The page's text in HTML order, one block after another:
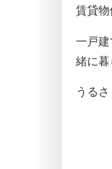
賃貸物
一戸
緒に暮
うる